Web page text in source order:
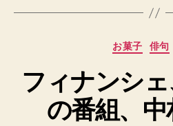
カ
ゴ
リ
ー
お菓子 俳句
フィナンシ
の番組、